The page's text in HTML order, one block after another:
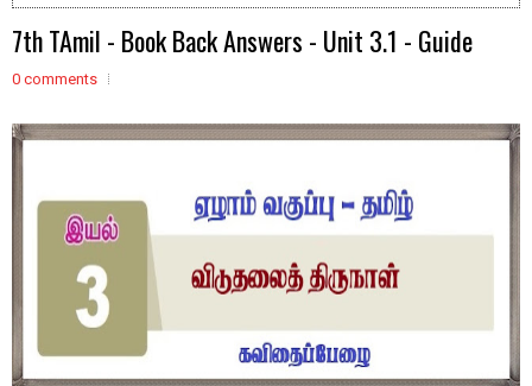
7th TAmil - Book Back Answers - Unit 3.1 - Guide
0 comments